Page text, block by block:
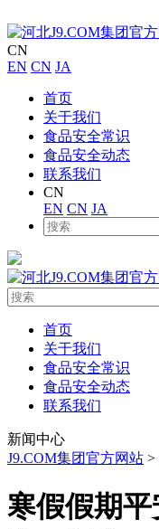
CN
EN CN JA
首页
关于我们
食品安全常识
食品安全动态
联系我们
CN
EN CN JA
首页
关于我们
食品安全常识
食品安全动态
联系我们
新闻中心
J9.COM集团官方网站 >
寒假假期